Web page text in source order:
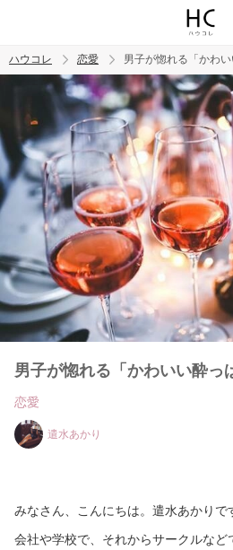
トレンド ワード
恋愛
ハウコレ 恋愛 男子が惚れる「かわ
男子が惚れる「かわいい酔っ
恋愛
遣水あかり
みなさん、こんにちは。遣水あかりで
会社や学校で、それからサークルなど